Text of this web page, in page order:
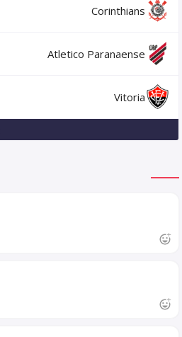
Corinthians
Atletico Paranaense
Vitoria